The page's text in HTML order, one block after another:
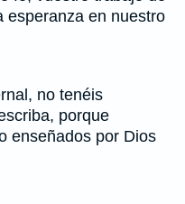
esperanza en nuestro
no tenéis
porque
enseñados por Dios